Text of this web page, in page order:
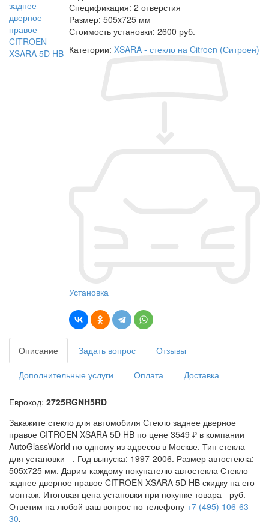
Спецификация: 2 отверстия
Размер: 505x725 мм
Стоимость установки: 2600 руб.
Категории: XSARA - стекло на Citroen (Ситроен)
Установка
Описание Задать вопрос Отзывы
Дополнительные услуги Оплата Доставка
Еврокод: 2725RGNH5RD
Закажите стекло для автомобиля Стекло заднее дверное
правое CITROEN XSARA 5D HB по цене 3549 ₽ в компании
AutoGlassWorld по одному из адресов в Москве. Тип стекла
для установки - . Год выпуска: 1997-2006. Размер автостекла:
505x725 мм. Дарим каждому покупателю автостекла Стекло
заднее дверное правое CITROEN XSARA 5D HB скидку на его
монтаж. Итоговая цена установки при покупке товара - руб.
Ответим на любой ваш вопрос по телефону +7 (495) 106-63-
30.